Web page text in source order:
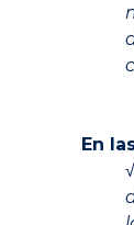
En